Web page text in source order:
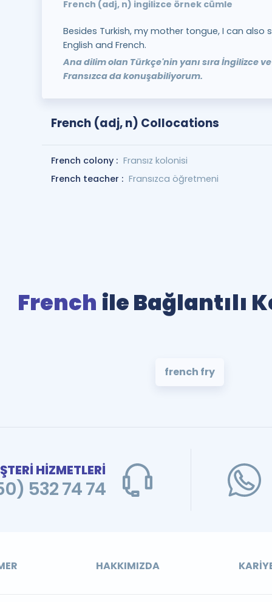
French (adj, n) ingilizce örnek cümle
Besides Turkish, my mother tongue, I can also
English and French.
Ana dilim olan Türkçe'nin yanı sıra İngilizce ve
Fransızca da konuşabiliyorum.
French (adj, n) Collocations
French colony : Fransız kolonisi
French teacher : Fransızca öğretmeni
French ile Bağlantılı
french fry
HİZMETLERİ
532 74 74
HAKKIMIZDA